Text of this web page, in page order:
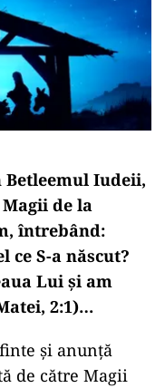
Betleemul Iudeii,
de la
întrebând:
ce S-a născut?
Lui şi am
2:1)…
şi anunţă
de către Magii